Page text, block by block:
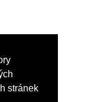
stránek